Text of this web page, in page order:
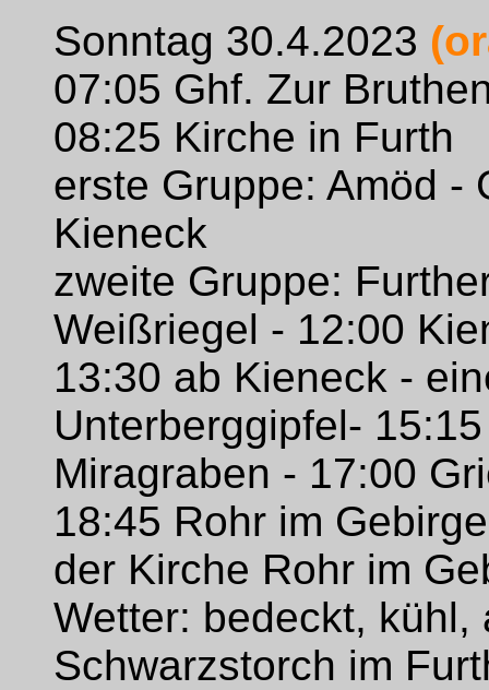
Sonntag 30.4.2023
07:05 Ghf. Zur
08:25 Kirche in Furth
erste Gruppe: Amöd -
Kieneck
zweite Gruppe:
Weißriegel - 12:00
13:30 ab Kieneck -
Unterberggipfel-
Miragraben - 17:00
18:45 Rohr im
der Kirche Rohr im
Wetter: bedeckt, kühl,
Schwarzstorch im